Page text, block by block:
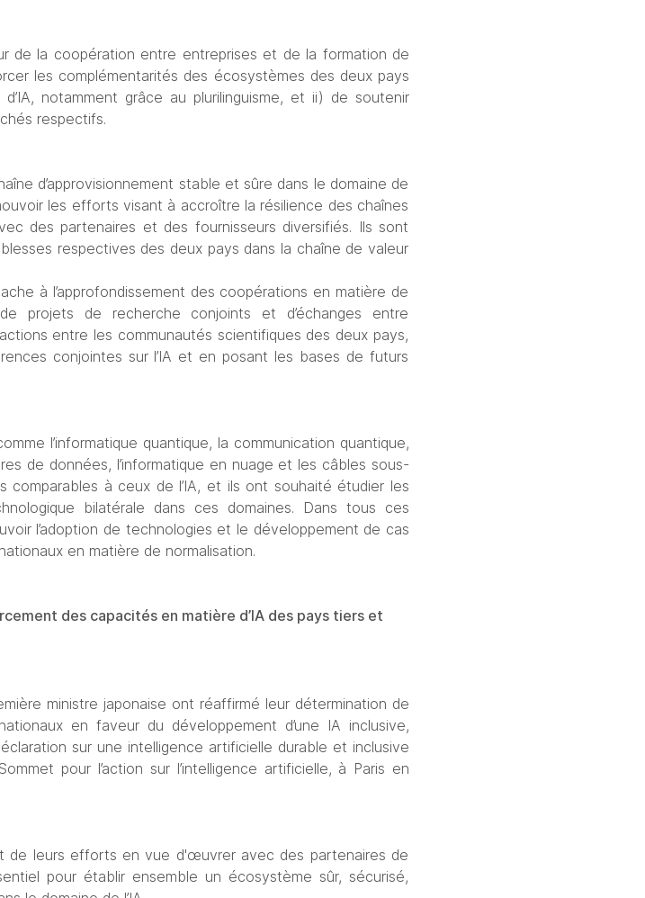
de la coopération entre entreprises et de la formation de
les complémentarités des écosystèmes des deux pays
notamment grâce au plurilinguisme, et ii) de soutenir
respectifs.
d’approvisionnement stable et sûre dans le domaine de
les efforts visant à accroître la résilience des chaînes
des partenaires et des fournisseurs diversifiés. Ils sont
respectives des deux pays dans la chaîne de valeur
à l’approfondissement des coopérations en matière de
projets de recherche conjoints et d’échanges entre
entre les communautés scientifiques des deux pays,
conjointes sur l’IA et en posant les bases de futurs
l’informatique quantique, la communication quantique,
de données, l’informatique en nuage et les câbles sous-
comparables à ceux de l’IA, et ils ont souhaité étudier les
bilatérale dans ces domaines. Dans tous ces
l’adoption de technologies et le développement de cas
en matière de normalisation.
des capacités en matière d’IA des pays tiers et
ministre japonaise ont réaffirmé leur détermination de
en faveur du développement d’une IA inclusive,
sur une intelligence artificielle durable et inclusive
pour l’action sur l’intelligence artificielle, à Paris en
de leurs efforts en vue d'œuvrer avec des partenaires de
pour établir ensemble un écosystème sûr, sécurisé,